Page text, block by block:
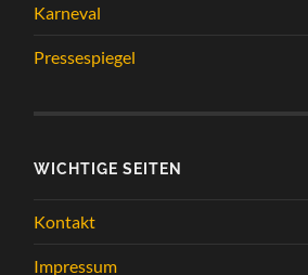
Karneval
Pressespiegel
WICHTIGE SEITEN
Kontakt
Impressum